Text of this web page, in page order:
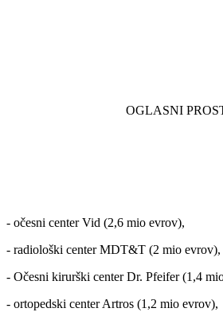
- očesni center Vid (2,6 mio evrov),
- radiološki center MDT&T (2 mio evrov),
- Očesni kirurški center Dr. Pfeifer (1,4
- ortopedski center Artros (1,2 mio evrov),